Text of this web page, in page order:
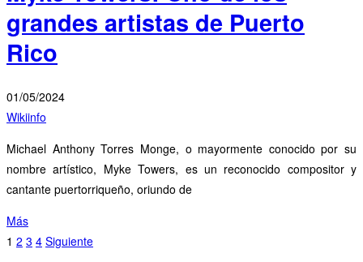
grandes artistas de Puerto
Rico
01/05/2024
Wikiinfo
Michael Anthony Torres Monge, o mayormente conocido por su
nombre artístico, Myke Towers, es un reconocido compositor y
cantante puertorriqueño, oriundo de
Más
1 2 3 4 Siguiente